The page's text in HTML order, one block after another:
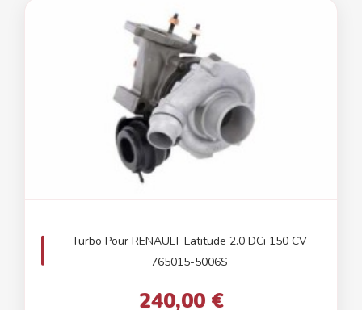
Turbo Pour RENAULT Latitude 2.0 DCi 150 CV
765015-5006S
240,00 €